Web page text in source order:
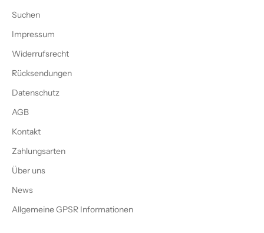
Suchen
Impressum
Widerrufsrecht
Rücksendungen
Datenschutz
AGB
Kontakt
Zahlungsarten
Über uns
News
Allgemeine GPSR Informationen